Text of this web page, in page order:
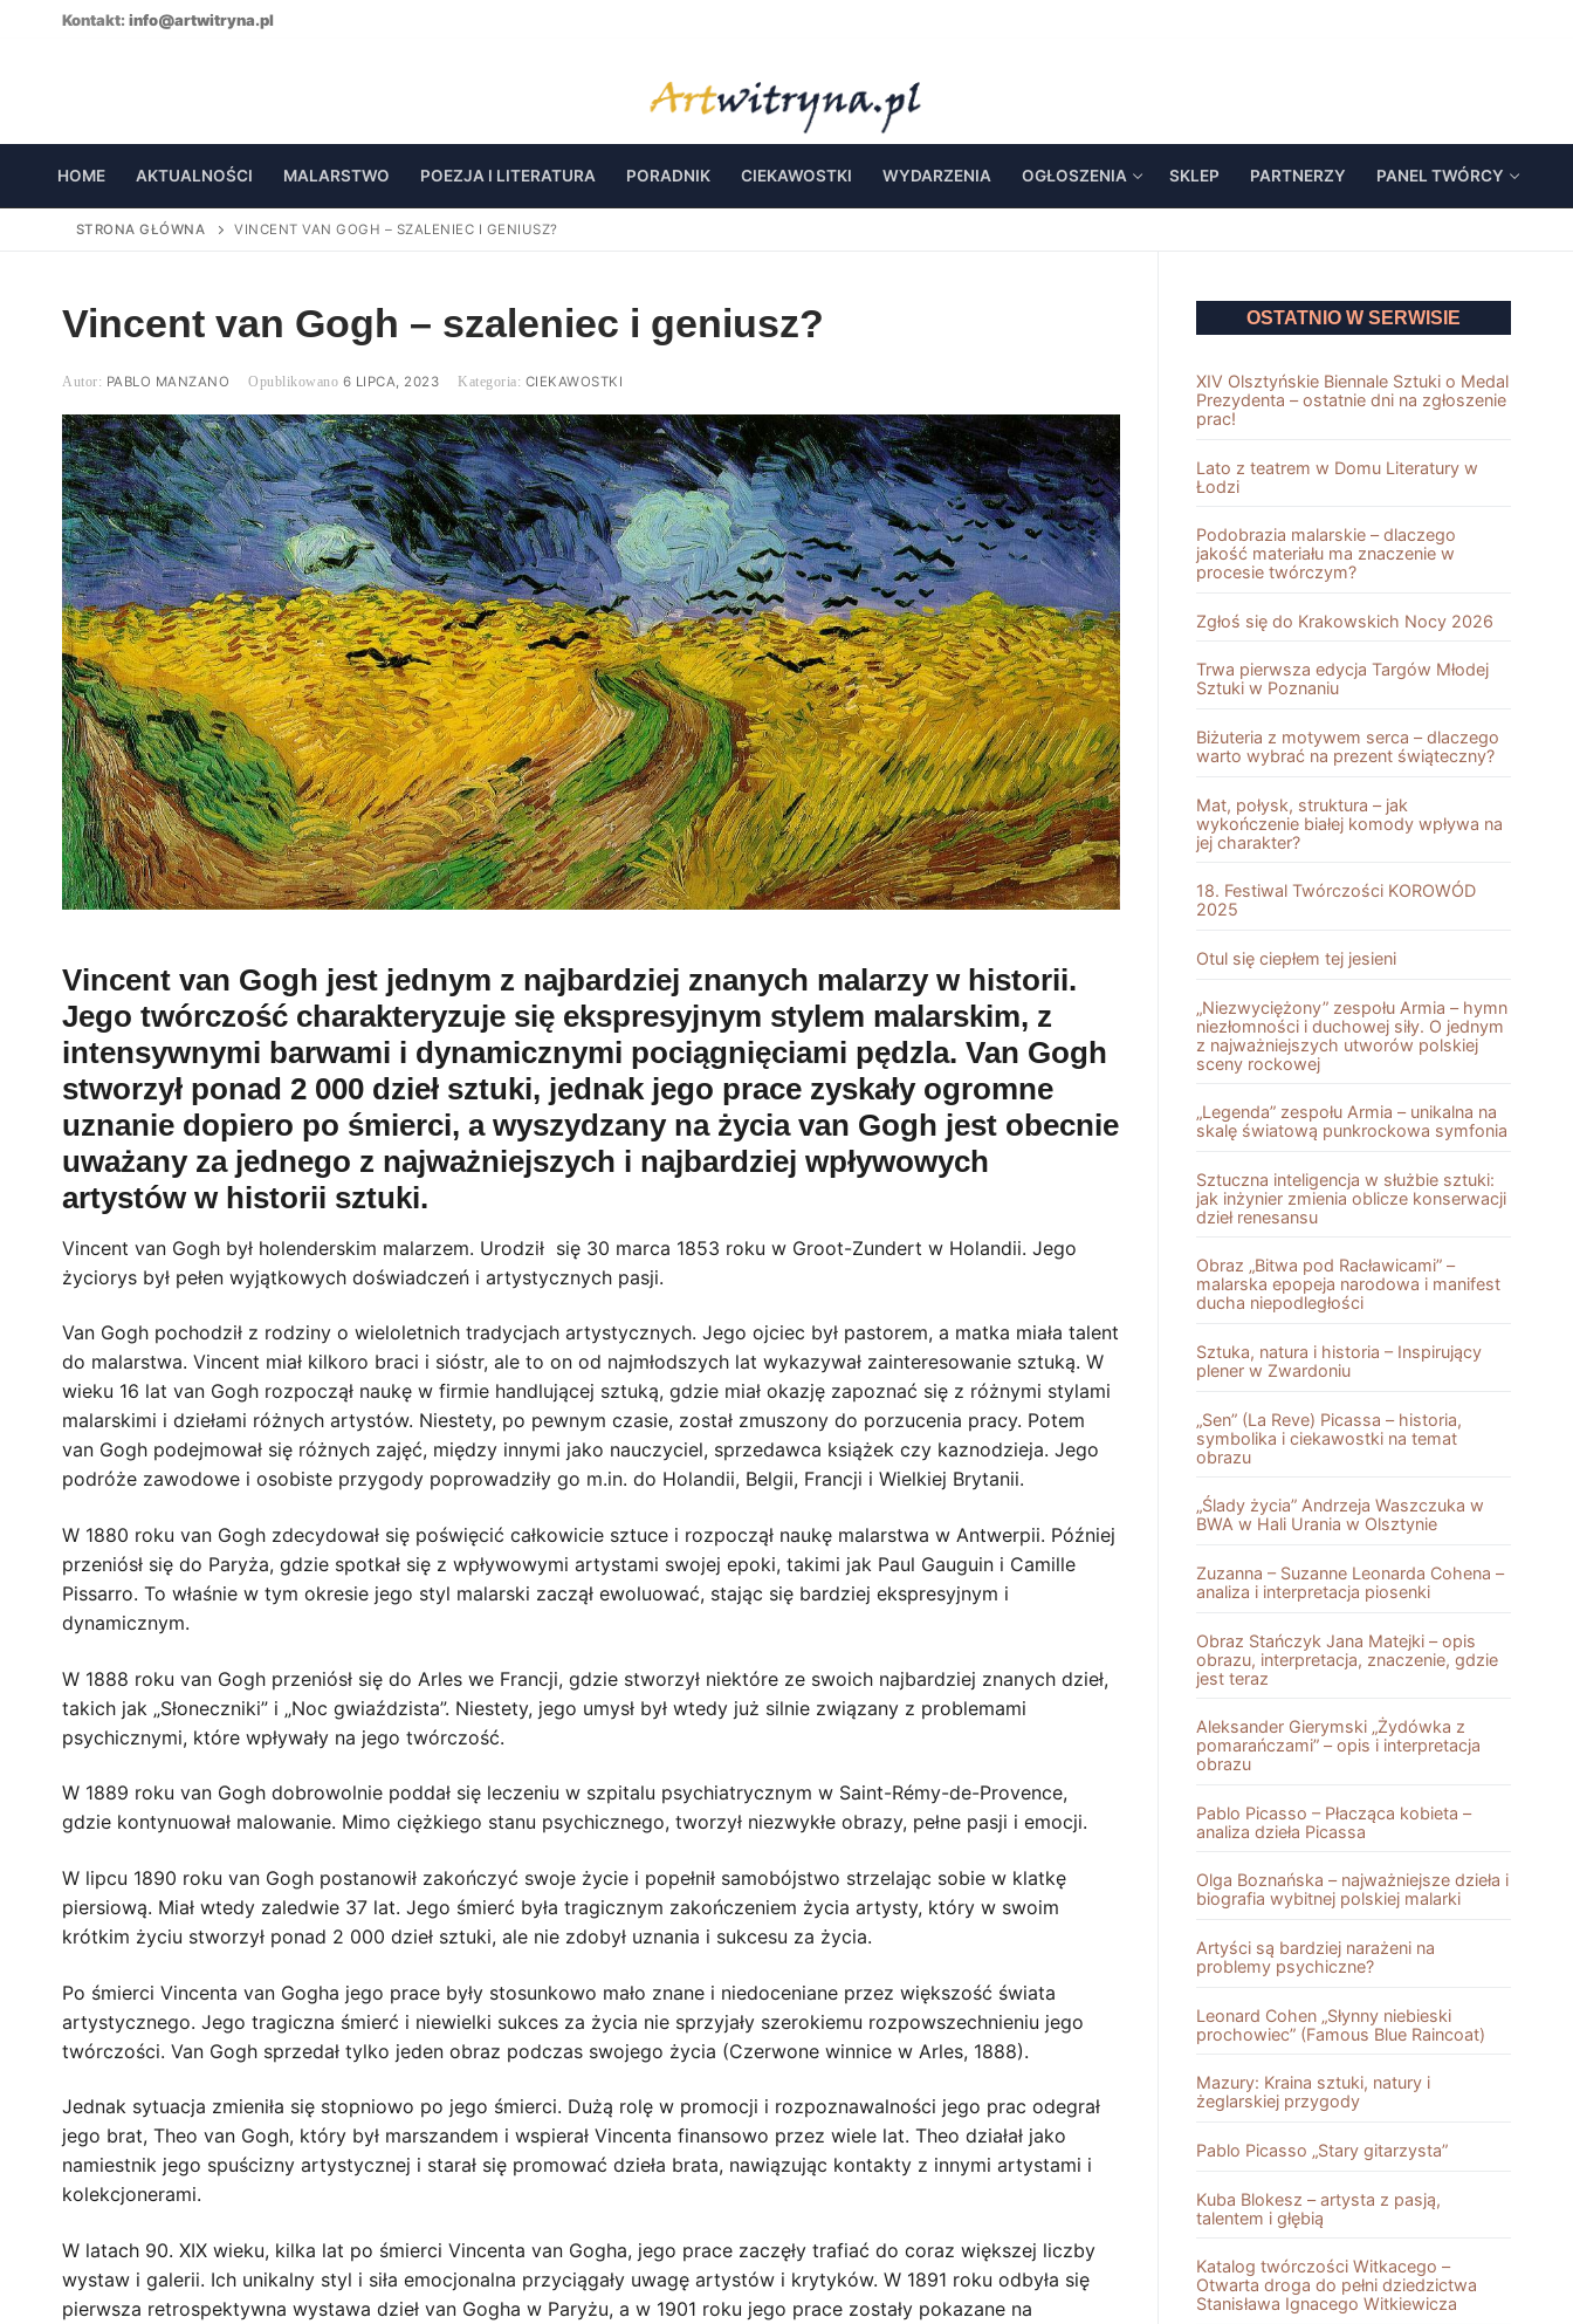
Kontakt: info@artwitryna.pl
HOME AKTUALNOŚCI MALARSTWO POEZJA I LITERATURA PORADNIK CIEKAWOSTKI WYDARZENIA OGŁOSZENIA SKLEP PARTNERZY PANEL TWÓRCY
STRONA GŁÓWNA VINCENT VAN GOGH – SZALENIEC I GENIUSZ?
Vincent van Gogh – szaleniec i geniusz?
PABLO MANZANO 6 LIPCA, 2023 CIEKAWOSTKI
Vincent van Gogh jest jednym z najbardziej znanych malarzy w historii.
Jego twórczość charakteryzuje się ekspresyjnym stylem malarskim, z
intensywnymi barwami i dynamicznymi pociągnięciami pędzla. Van Gogh
stworzył ponad 2 000 dzieł sztuki, jednak jego prace zyskały ogromne
uznanie dopiero po śmierci, a wyszydzany na życia van Gogh jest obecnie
uważany za jednego z najważniejszych i najbardziej wpływowych
artystów w historii sztuki.
Vincent van Gogh był holenderskim malarzem. Urodził się 30 marca 1853 roku w Groot-Zundert w Holandii. Jego
życiorys był pełen wyjątkowych doświadczeń i artystycznych pasji.
Van Gogh pochodził z rodziny o wieloletnich tradycjach artystycznych. Jego ojciec był pastorem, a matka miała talent
do malarstwa. Vincent miał kilkoro braci i sióstr, ale to on od najmłodszych lat wykazywał zainteresowanie sztuką. W
wieku 16 lat van Gogh rozpoczął naukę w firmie handlującej sztuką, gdzie miał okazję zapoznać się z różnymi stylami
malarskimi i dziełami różnych artystów. Niestety, po pewnym czasie, został zmuszony do porzucenia pracy. Potem
van Gogh podejmował się różnych zajęć, między innymi jako nauczyciel, sprzedawca książek czy kaznodzieja. Jego
podróże zawodowe i osobiste przygody poprowadziły go m.in. do Holandii, Belgii, Francji i Wielkiej Brytanii.
W 1880 roku van Gogh zdecydował się poświęcić całkowicie sztuce i rozpoczął naukę malarstwa w Antwerpii. Później
przeniósł się do Paryża, gdzie spotkał się z wpływowymi artystami swojej epoki, takimi jak Paul Gauguin i Camille
Pissarro. To właśnie w tym okresie jego styl malarski zaczął ewoluować, stając się bardziej ekspresyjnym i
dynamicznym.
W 1888 roku van Gogh przeniósł się do Arles we Francji, gdzie stworzył niektóre ze swoich najbardziej znanych dzieł,
takich jak „Słoneczniki” i „Noc gwiaździsta”. Niestety, jego umysł był wtedy już silnie związany z problemami
psychicznymi, które wpływały na jego twórczość.
W 1889 roku van Gogh dobrowolnie poddał się leczeniu w szpitalu psychiatrycznym w Saint-Rémy-de-Provence,
gdzie kontynuował malowanie. Mimo ciężkiego stanu psychicznego, tworzył niezwykłe obrazy, pełne pasji i emocji.
W lipcu 1890 roku van Gogh postanowił zakończyć swoje życie i popełnił samobójstwo strzelając sobie w klatkę
piersiową. Miał wtedy zaledwie 37 lat. Jego śmierć była tragicznym zakończeniem życia artysty, który w swoim
krótkim życiu stworzył ponad 2 000 dzieł sztuki, ale nie zdobył uznania i sukcesu za życia.
Po śmierci Vincenta van Gogha jego prace były stosunkowo mało znane i niedoceniane przez większość świata
artystycznego. Jego tragiczna śmierć i niewielki sukces za życia nie sprzyjały szerokiemu rozpowszechnieniu jego
twórczości. Van Gogh sprzedał tylko jeden obraz podczas swojego życia (Czerwone winnice w Arles, 1888).
Jednak sytuacja zmieniła się stopniowo po jego śmierci. Dużą rolę w promocji i rozpoznawalności jego prac odegrał
jego brat, Theo van Gogh, który był marszandem i wspierał Vincenta finansowo przez wiele lat. Theo działał jako
namiestnik jego spuścizny artystycznej i starał się promować dzieła brata, nawiązując kontakty z innymi artystami i
kolekcjonerami.
W latach 90. XIX wieku, kilka lat po śmierci Vincenta van Gogha, jego prace zaczęły trafiać do coraz większej liczby
wystaw i galerii. Ich unikalny styl i siła emocjonalna przyciągały uwagę artystów i krytyków. W 1891 roku odbyła się
pierwsza retrospektywna wystawa dzieł van Gogha w Paryżu, a w 1901 roku jego prace zostały pokazane na
OSTATNIO W SERWISIE
XIV Olsztyńskie Biennale Sztuki o Medal
Prezydenta – ostatnie dni na zgłoszenie
prac!
Lato z teatrem w Domu Literatury w
Łodzi
Podobrazia malarskie – dlaczego
jakość materiału ma znaczenie w
procesie twórczym?
Zgłoś się do Krakowskich Nocy 2026
Trwa pierwsza edycja Targów Młodej
Sztuki w Poznaniu
Biżuteria z motywem serca – dlaczego
warto wybrać na prezent świąteczny?
Mat, połysk, struktura – jak
wykończenie białej komody wpływa na
jej charakter?
18. Festiwal Twórczości KOROWÓD
2025
Otul się ciepłem tej jesieni
„Niezwyciężony” zespołu Armia – hymn
niezłomności i duchowej siły. O jednym
z najważniejszych utworów polskiej
sceny rockowej
„Legenda” zespołu Armia – unikalna na
skalę światową punkrockowa symfonia
Sztuczna inteligencja w służbie sztuki:
jak inżynier zmienia oblicze konserwacji
dzieł renesansu
Obraz „Bitwa pod Racławicami” –
malarska epopeja narodowa i manifest
ducha niepodległości
Sztuka, natura i historia – Inspirujący
plener w Zwardoniu
„Sen” (La Reve) Picassa – historia,
symbolika i ciekawostki na temat
obrazu
„Ślady życia” Andrzeja Waszczuka w
BWA w Hali Urania w Olsztynie
Zuzanna – Suzanne Leonarda Cohena –
analiza i interpretacja piosenki
Obraz Stańczyk Jana Matejki – opis
obrazu, interpretacja, znaczenie, gdzie
jest teraz
Aleksander Gierymski „Żydówka z
pomarańczami” – opis i interpretacja
obrazu
Pablo Picasso – Płacząca kobieta –
analiza dzieła Picassa
Olga Boznańska – najważniejsze dzieła i
biografia wybitnej polskiej malarki
Artyści są bardziej narażeni na
problemy psychiczne?
Leonard Cohen „Słynny niebieski
prochowiec” (Famous Blue Raincoat)
Mazury: Kraina sztuki, natury i
żeglarskiej przygody
Pablo Picasso „Stary gitarzysta”
Kuba Blokesz – artysta z pasją,
talentem i głębią
Katalog twórczości Witkacego –
Otwarta droga do pełni dziedzictwa
Stanisława Ignacego Witkiewicza